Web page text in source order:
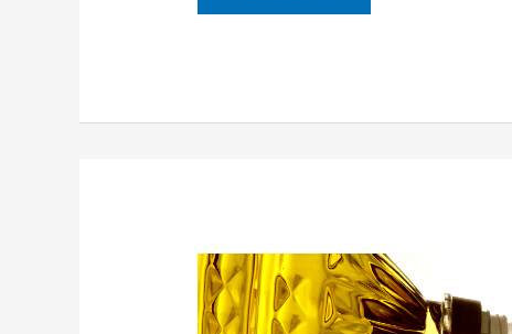
菓
果
食
用
油